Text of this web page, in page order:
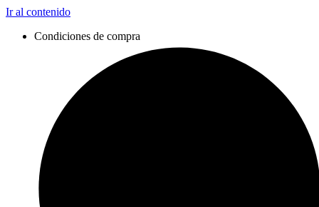
Ir al contenido
Condiciones de compra